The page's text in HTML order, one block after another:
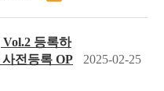
등록하
전등록 OP
2025-02-25